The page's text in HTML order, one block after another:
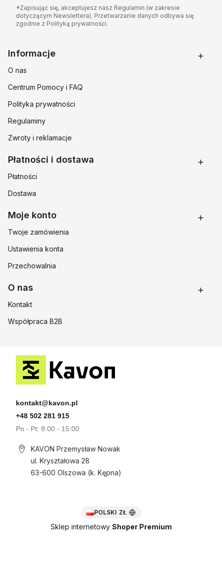
*Zapisując się, akceptujesz nasz Regulamin (w zakresie
dotyczącym Newslettera). Przetwarzanie danych odbywa się
zgodnie z Polityką prywatności.
Linki w stopce
Informacje
O nas
Centrum Pomocy i FAQ
Polityka prywatności
Regulaminy
Zwroty i reklamacje
Płatności i dostawa
Płatności
Dostawa
Moje konto
Twoje zamówienia
Ustawienia konta
Przechowalnia
O nas
Kontakt
Współpraca B2B
kontakt@kavon.pl
+48 502 281 915
Pn - Pt: 8:00 - 15:00
KAVON Przemysław Nowak
ul. Kryształowa 28
63-600 Olszowa (k. Kępna)
POLSKI ZŁ
Sklep internetowy Shoper Premium